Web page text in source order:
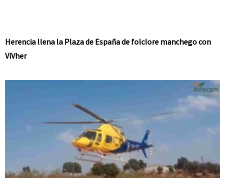
Herencia llena la Plaza de España de folclore manchego con
ViVher